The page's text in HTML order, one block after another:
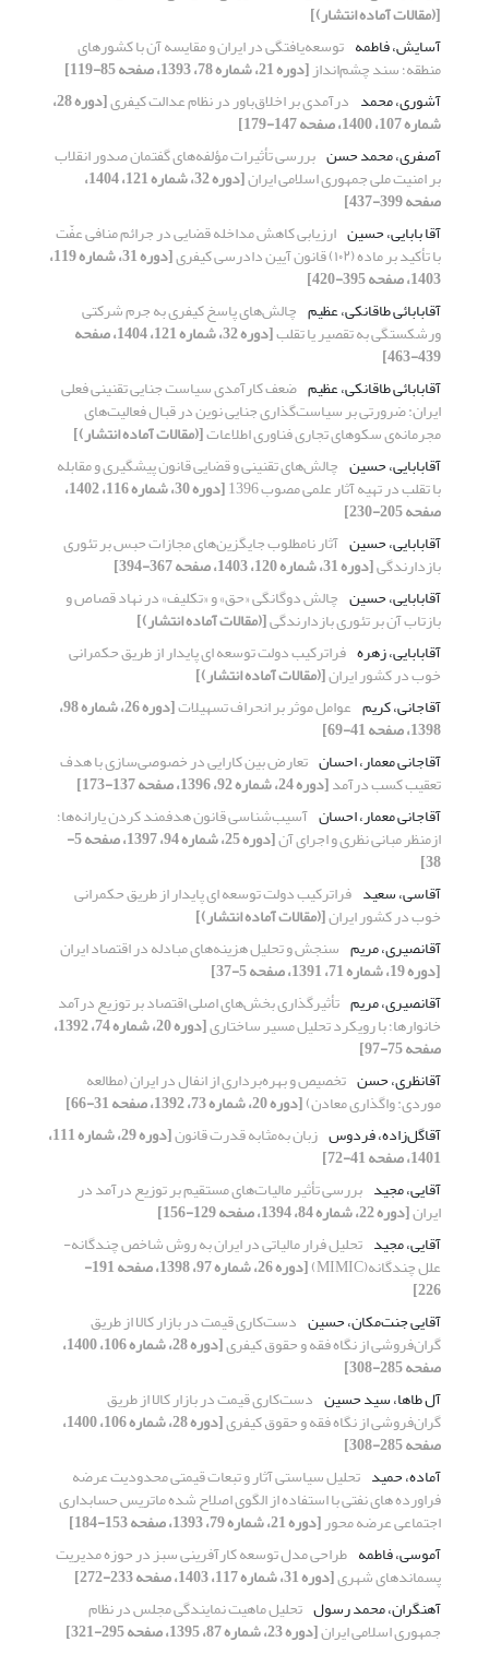
[(مقالات آماده انتشار)]
آسایش، فاطمه توسعه‌یافتگی در ایران و مقایسه آن با کشورهای
منطقه؛ سند چشم‌انداز[دوره 21، شماره 78، 1393، صفحه 85-119]
آشوری، محمد درآمدی بر اخلاق‌باور در نظام عدالت کیفری [دوره 28،
شماره 107، 1400، صفحه 147-179]
آصفری، محمد حسن بررسی تأثیرات مؤلفه‌های گفتمان صدور انقلاب
بر امنیت‌ ملی جمهوری اسلامی ایران [دوره 32، شماره 121، 1404،
صفحه 399-437]
آقا بابایی، حسین ارزیابی کاهش مداخله قضایی در جرائم منافی عفّت
با تأکید بر ماده (۱۰۲) قانون آیین دادرسی کیفری [دوره 31، شماره 119،
1403، صفحه 395-420]
آقابابائی طاقانکی، عظیم چالش‌های پاسخ کیفری به جرم شرکتی
ورشکستگی به تقصیر یا تقلب [دوره 32، شماره 121، 1404، صفحه
439-463]
آقابابائی طاقانکی، عظیم ضعف کارآمدی سیاست جنایی تقنینی فعلی
ایران: ضرورتی بر سیاست‌گذاری جنایی نوین در قبال فعالیت‌های
مجرمانه‌ی سکوهای تجاری فناوری اطلاعات[(مقالات آماده انتشار)]
آقابابایی، حسین چالش‌های تقنینی و قضایی قانون پیشگیری و مقابله
با تقلب در تهیه آثار علمی مصوب 1396 [دوره 30، شماره 116، 1402،
صفحه 205-230]
آقابابایی، حسین آثار نامطلوب جایگزین‌های مجازات حبس بر تئوری
بازدارندگی[دوره 31، شماره 120، 1403، صفحه 367-394]
آقابابایی، حسین چالش دوگانگی «حق» و «تکلیف» در نهاد قصاص و
بازتاب آن بر تئوری بازدارندگی[(مقالات آماده انتشار)]
آقابابایی، زهره فراترکیب دولت توسعه ای پایدار از طریق حکمرانی
خوب در کشور ایران[(مقالات آماده انتشار)]
آقاجانی، کریم عوامل موثر بر انحراف تسهیلات [دوره 26، شماره 98،
1398، صفحه 41-69]
آقاجانی معمار، احسان تعارض بین کارایی در خصوصی‌سازی با هدف
تعقیب کسب درآمد[دوره 24، شماره 92، 1396، صفحه 137-173]
آقاجانی معمار، احسان آسیب‌شناسی قانون هدفمند کردن یارانه‌ها؛
ازمنظر مبانی نظری و اجرای آن [دوره 25، شماره 94، 1397، صفحه 5-
38]
آقاسی، سعید فراترکیب دولت توسعه ای پایدار از طریق حکمرانی
خوب در کشور ایران[(مقالات آماده انتشار)]
آقانصیری، مریم سنجش و تحلیل هزینه‌های مبادله در اقتصاد ایران
[دوره 19، شماره 71، 1391، صفحه 5-37]
آقانصیری، مریم تأثیرگذاری بخش‌های اصلی اقتصاد بر توزیع درآمد
خانوارها؛ با رویکرد تحلیل مسیر ساختاری [دوره 20، شماره 74، 1392،
صفحه 75-97]
آقانظری، حسن تخصیص و بهره‌برداری از انفال در ایران (مطالعه
موردی: واگذاری معادن)[دوره 20، شماره 73، 1392، صفحه 31-66]
آقاگل‌زاده، فردوس زبان به‌مثابه قدرت قانون [دوره 29، شماره 111،
1401، صفحه 41-72]
آقایی، مجید بررسی تأثیر مالیات‌های مستقیم بر توزیع درآمد در
ایران[دوره 22، شماره 84، 1394، صفحه 129-156]
آقایی، مجید تحلیل فرار مالیاتی در ایران به روش شاخص چندگانه-
علل چندگانه(MIMIC) [دوره 26، شماره 97، 1398، صفحه 191-
226]
آقایی جنت‌مکان، حسین دست‌کاری قیمت در بازار کالا از طریق
گران‌فروشی از نگاه فقه و حقوق کیفری [دوره 28، شماره 106، 1400،
صفحه 285-308]
آل طاها، سید حسین دست‌کاری قیمت در بازار کالا از طریق
گران‌فروشی از نگاه فقه و حقوق کیفری [دوره 28، شماره 106، 1400،
صفحه 285-308]
آماده، حمید تحلیل سیاستی آثار و تبعات قیمتی محدودیت عرضه
فراورده های نفتی با استفاده از الگوی اصلاح شده ماتریس حسابداری
اجتماعی عرضه محور[دوره 21، شماره 79، 1393، صفحه 153-184]
آموسی، فاطمه طراحی مدل توسعه کارآفرینی سبز در حوزه مدیریت
پسماندهای شهری[دوره 31، شماره 117، 1403، صفحه 233-272]
آهنگران، محمد رسول تحلیل ماهیت نمایندگی مجلس در نظام
جمهوری اسلامی ایران[دوره 23، شماره 87، 1395، صفحه 295-321]